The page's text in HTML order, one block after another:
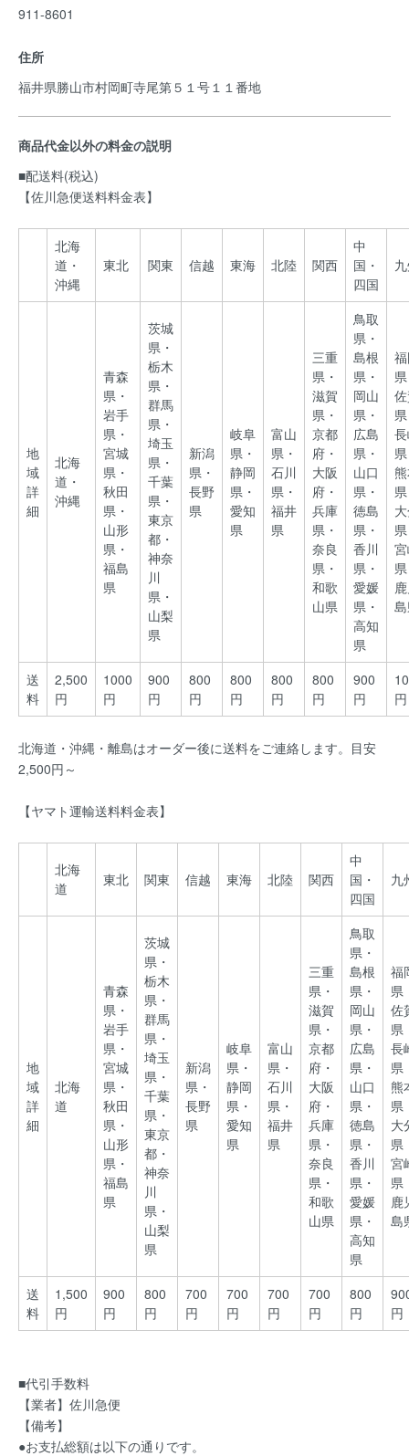
911-8601
住所
福井県勝山市村岡町寺尾第５１号１１番地
商品代金以外の料金の説明
■配送料(税込)
【佐川急便送料料金表】
北海
道・
沖縄
東北 関東 信越 東海 北陸 関西
中
国・
四国
地
域
詳
細
北海
道・
沖縄
青森
県・
岩手
県・
宮城
県・
秋田
県・
山形
県・
福島
県
茨城
県・
栃木
県・
群馬
県・
埼玉
県・
千葉
県・
東京
都・
神奈
川
県・
山梨
県
新潟
県・
長野
県
岐阜
県・
静岡
県・
愛知
県
富山
県・
石川
県・
福井
県
三重
県・
滋賀
県・
京都
府・
大阪
府・
兵庫
県・
奈良
県・
和歌
山県
鳥取
県・
島根
県・
岡山
県・
広島
県・
山口
県・
徳島
県・
香川
県・
愛媛
県・
高知
県
送
料
2,500
円
1000
円
900
円
800
円
800
円
800
円
800
円
900
円
円
北海道・沖縄・離島はオーダー後に送料をご連絡します。目安
2,500円～
【ヤマト運輸送料料金表】
北海
道
東北 関東 信越 東海 北陸 関西
中
国・
四国
九
地
域
詳
細
北海
道
青森
県・
岩手
県・
宮城
県・
秋田
県・
山形
県・
福島
県
茨城
県・
栃木
県・
群馬
県・
埼玉
県・
千葉
県・
東京
都・
神奈
川
県・
山梨
県
新潟
県・
長野
県
岐阜
県・
静岡
県・
愛知
県
富山
県・
石川
県・
福井
県
三重
県・
滋賀
県・
京都
府・
大阪
府・
兵庫
県・
奈良
県・
和歌
山県
鳥取
県・
島根
県・
岡山
県・
広島
県・
山口
県・
徳島
県・
香川
県・
愛媛
県・
高知
県
福
県
佐
県
長
県
熊
県
大
県
宮
県
鹿
島
送
料
1,500
円
900
円
800
円
700
円
700
円
700
円
700
円
800
円
円
■代引手数料
【業者】佐川急便
【備考】
●お支払総額は以下の通りです。